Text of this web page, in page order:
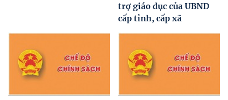
trợ giáo dục của UBND
cấp tỉnh, cấp xã